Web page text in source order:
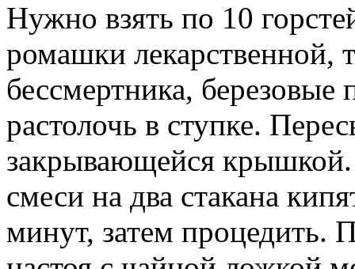
Нужно взять по 10
ромашки лекарственной,
бессмертника,
растолочь в ступке.
закрывающейся крышкой.
смеси на два стакана
минут, затем процедить.